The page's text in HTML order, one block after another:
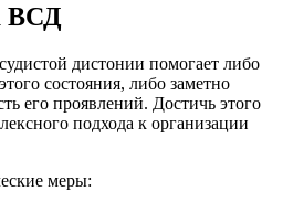
ВСД
дистонии помогает либо
состояния, либо заметно
его проявлений. Достичь этого
подхода к организации
меры: